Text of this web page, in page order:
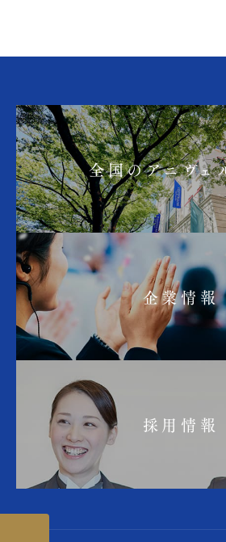
全国のアニヴェ
企業情報
採用情報